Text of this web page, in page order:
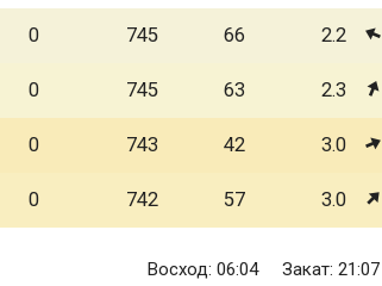
0 745 66 2.2
0 745 63 2.3
0 743 42 3.0
0 742 57 3.0
Восход: 06:04 Закат: 21:07